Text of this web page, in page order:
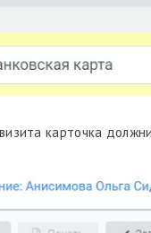
карточка